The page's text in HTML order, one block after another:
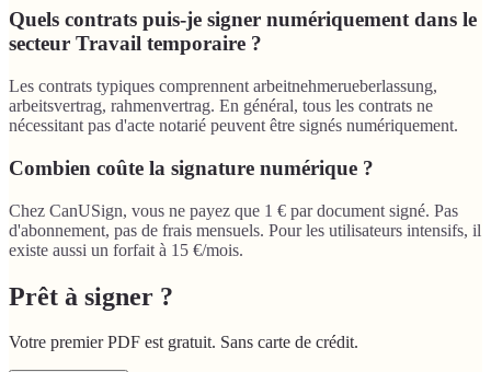
Quels contrats puis-je signer numériquement dans le
secteur Travail temporaire ?
Les contrats typiques comprennent arbeitnehmerueberlassung,
arbeitsvertrag, rahmenvertrag. En général, tous les contrats ne
nécessitant pas d'acte notarié peuvent être signés numériquement.
Combien coûte la signature numérique ?
Chez CanUSign, vous ne payez que 1 € par document signé. Pas
d'abonnement, pas de frais mensuels. Pour les utilisateurs intensifs, il
existe aussi un forfait à 15 €/mois.
Prêt à signer ?
Votre premier PDF est gratuit. Sans carte de crédit.